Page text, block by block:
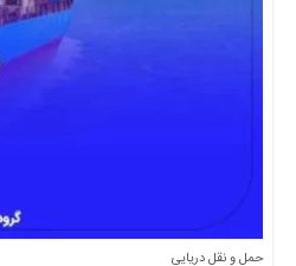
حمل و نقل دریایی